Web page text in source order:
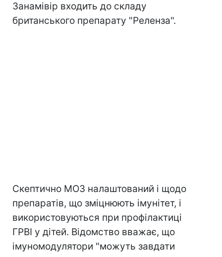
Занамівір входить до складу
британського препарату "Реленза".
Скептично МОЗ налаштований і щодо
препаратів, що зміцнюють імунітет, і
використовуються при профілактиці
ГРВІ у дітей. Відомство вважає, що
імуномодулятори "можуть завдати